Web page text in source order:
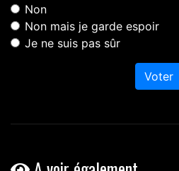
Non
Non mais je garde espoir
Je ne suis pas sûr
Voter